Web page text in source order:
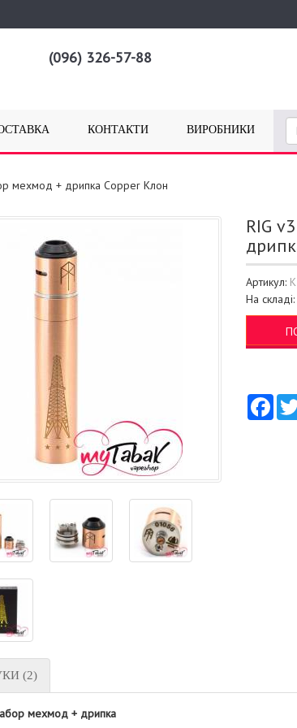
(096) 326-57-88
КОНТАКТИ ВИРОБНИКИ
мехмод + дрипка Copper Клон
RIG
Артикул:
На
(2)
мехмод + дрипка